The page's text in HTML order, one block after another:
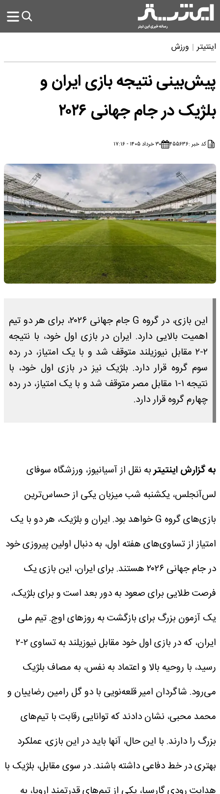
اینتیتر ورزش
پیش‌بینی نتیجه بازی ایران و
بلژیک در جام جهانی ۲۰۲۶
کد خبر :۴۵۵۶۳۶ ۳۰ خرداد ۱۴۰۵ - ۱۷:۱۶
این بازی، در گروه G جام جهانی ۲۰۲۶، برای هر دو تیم
اهمیت بالایی دارد. ایران در بازی اول خود، با نتیجه
۲-۲ مقابل نیوزیلند متوقف شد و با یک امتیاز، در رده
سوم گروه قرار دارد. بلژیک نیز در بازی اول خود، با
نتیجه ۱-۱ مقابل مصر متوقف شد و با یک امتیاز، در رده
چهارم گروه قرار دارد.
به گزارش اینتیتربه نقل از آسیانیوز، ورزشگاه سوفای
لس‌آنجلس، یکشنبه شب میزبان یکی از حساس‌ترین
بازی‌های گروه G خواهد بود. ایران و بلژیک، هر دو با یک
امتیاز از تساوی‌های هفته اول، به دنبال اولین پیروزی خود
در جام جهانی ۲۰۲۶ هستند. برای ایران، این بازی یک
فرصت طلایی برای صعود به دور بعد است و برای بلژیک،
یک آزمون بزرگ برای بازگشت به روزهای اوج. تیم ملی
ایران، که در بازی اول خود مقابل نیوزیلند به تساوی ۲-۲
رسید، با روحیه بالا و اعتماد به نفس، به مصاف بلژیک
می‌رود. شاگردان امیر قلعه‌نویی با دو گل رامین رضاییان و
محمد محبی، نشان دادند که توانایی رقابت با تیم‌های
بزرگ را دارند. با این حال، آنها باید در این بازی، عملکرد
بهتری در خط دفاعی داشته باشند. در سوی مقابل، بلژیک با